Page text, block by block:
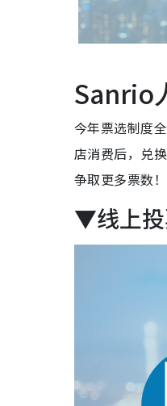
Sanrio
今年票选制度
店消费后，兑
争取更多票数！
▼线上